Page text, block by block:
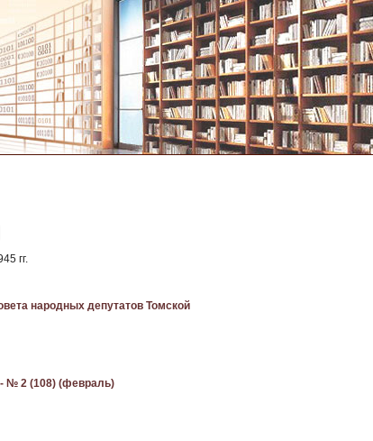
гг.
народных депутатов Томской
- № 2 (108) (февраль)